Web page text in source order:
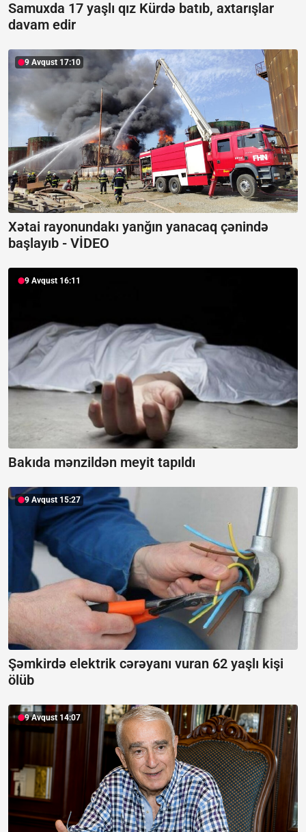
Samuxda 17 yaşlı qız Kürdə batıb, axtarışlar
davam edir
9 Avqust 17:10
Xətai rayonundakı yanğın yanacaq çənində
başlayıb - VİDEO
9 Avqust 16:11
Bakıda mənzildən meyit tapıldı
9 Avqust 15:27
Şəmkirdə elektrik cərəyanı vuran 62 yaşlı kişi
ölüb
9 Avqust 14:07